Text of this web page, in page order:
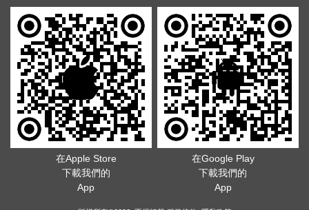
在Apple Store
下載我們的
App
在Google Play
下載我們的
App